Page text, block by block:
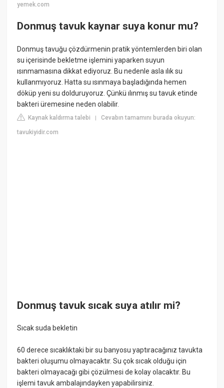
yemek.com
Donmuş tavuk kaynar suya konur mu?
Donmuş tavuğu çözdürmenin pratik yöntemlerden biri olan
su içerisinde bekletme işlemini yaparken suyun
ısınmamasına dikkat ediyoruz. Bu nedenle asla ılık su
kullanmıyoruz. Hatta su ısınmaya başladığında hemen
döküp yeni su dolduruyoruz. Çünkü ılınmış su tavuk etinde
bakteri üremesine neden olabilir.
Kaynak kaldırma talebi |Cevabın tamamını burada okuyun:
tavukiyidir.com
Donmuş tavuk sıcak suya atılır mi?
Sıcak suda bekletin
60 derece sıcaklıktaki bir su banyosu yaptıracağınız tavukta
bakteri oluşumu olmayacaktır. Su çok sıcak olduğu için
bakteri olmayacağı gibi çözülmesi de kolay olacaktır. Bu
işlemi tavuk ambalajındayken yapabilirsiniz.